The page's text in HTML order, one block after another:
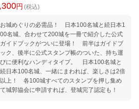
円 (税込)
お城めぐりの必需品！ 日本100名城と続日本1
00名城、合わせて200城を一冊で紹介した公式
ガイドブックがついに登場！ 前半はガイドブ
ック、後半に公式スタンプ帳のついた、持ち運
びに便利なハンディタイプ。 日本100名城と
続日本100名城、一緒にまわれば、楽しさは2倍
以上！ 各100城すべてのスタンプを押し集め
て城郭協会に申請すれば、登城完了認定も！